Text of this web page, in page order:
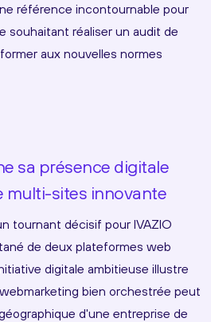
référence incontournable pour
souhaitant réaliser un audit de
aux nouvelles normes
sa présence digitale
multi-sites innovante
tournant décisif pour IVAZIO
de deux plateformes web
digitale ambitieuse illustre
bien orchestrée peut
d'une entreprise de